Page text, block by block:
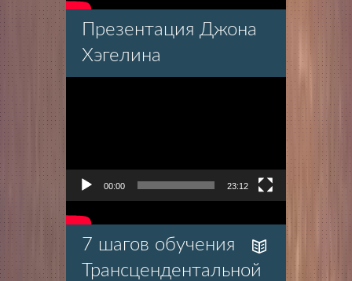
Презентация Джона
Хэгелина
00:00 23:12
7 шагов обучения
Трансцендентальной